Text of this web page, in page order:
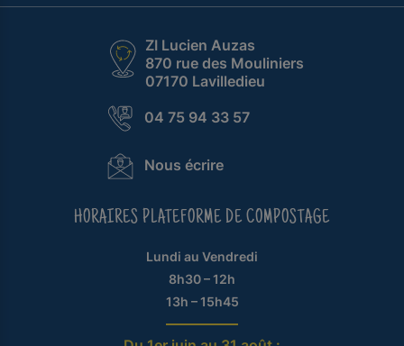
ZI Lucien Auzas
870 rue des Mouliniers
07170 Lavilledieu
04 75 94 33 57
Nous écrire
HORAIRES PLATEFORME DE COMPOSTAGE
Lundi au Vendredi
8h30 – 12h
13h – 15h45